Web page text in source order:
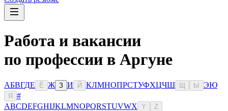
Работа и вакансии
по профессии в Аргуне
АБВГДЕ Ё Ж З И Й КЛМНОПРСТУФХЦЧШ Ы ЭЮ
Я
#
ABCDEFGHIJKLMNOPQRSTUVWX Y Z